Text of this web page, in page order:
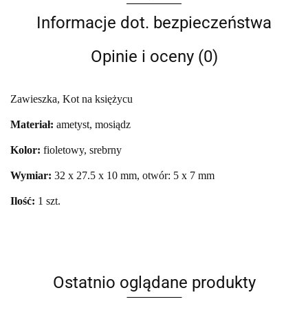
Informacje dot. bezpieczeństwa
Opinie i oceny (0)
Zawieszka, Kot na księżycu
Materiał: ametyst, mosiądz
Kolor: fioletowy, srebrny
Wymiar: 32 x 27.5 x 10 mm, otwór: 5 x 7 mm
Ilość: 1 szt.
Ostatnio oglądane produkty